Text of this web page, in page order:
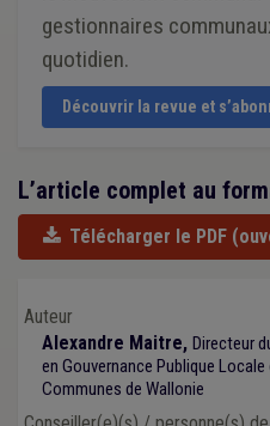
gestionnaires
quotidien.
Découvrir la revue et
L’article complet au
Télécharger le PDF
Auteur
Alexandre Maitre, Directeur
en Gouvernance Publique
Communes de Wallonie